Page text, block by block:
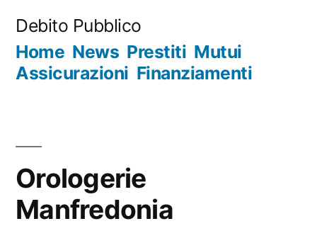
contenuto
Debito Pubblico
Home News Prestiti Mutui
Assicurazioni Finanziamenti
Orologerie
Manfredonia